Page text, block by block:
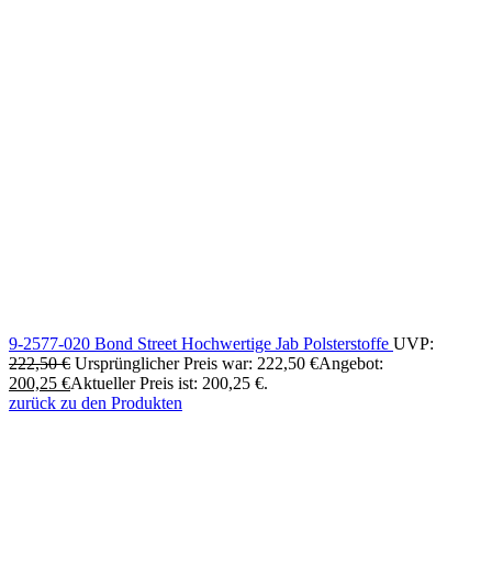
9-2577-020 Bond Street Hochwertige Jab Polsterstoffe UVP:
222,50€ Ursprünglicher Preis war: 222,50 €Angebot:
200,25 €Aktueller Preis ist: 200,25 €.
zurück zu den Produkten